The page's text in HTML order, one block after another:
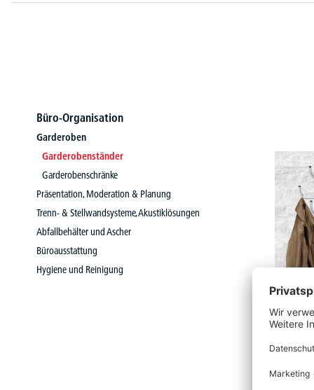
Büro-Organisation
Garderoben
Garderobenständer
Garderobenschränke
Präsentation, Moderation & Planung
Trenn- & Stellwandsysteme, Akustiklösungen
Abfallbehälter und Ascher
Büroausstattung
Hygiene und Reinigung